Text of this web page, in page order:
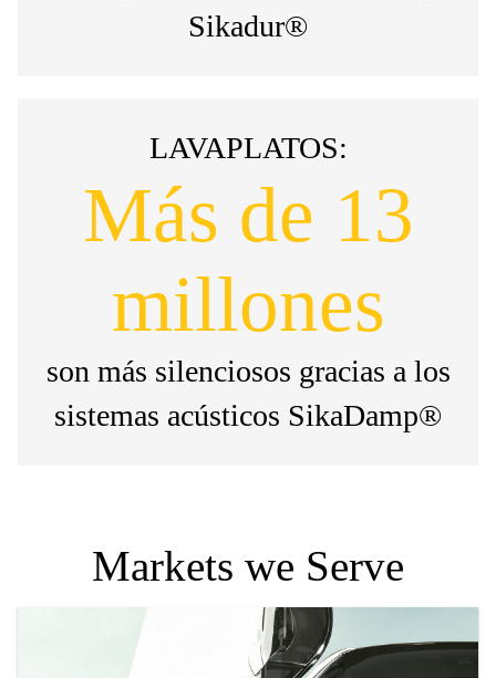
Sikadur®
LAVAPLATOS:
Más de 13
millones
son más silenciosos gracias a los
sistemas acústicos SikaDamp®
Markets we Serve